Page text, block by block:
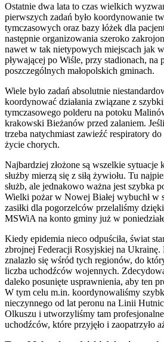
Ostatnie dwa lata to czas wielkich
pierwszych zadań było koordynowanie
tymczasowych oraz bazy łóżek dla
następnie organizowania szeroko
nawet w tak nietypowych miejscach jak
pływającej po Wiśle, przy stadionach,
poszczególnych małopolskich gminach.
Wiele było zadań absolutnie
koordynować działania związane z
tymczasowego polderu na potoku
krakowski Bieżanów przed zalaniem.
trzeba natychmiast zawieźć respiratory
życie chorych.
Najbardziej złożone są wszelkie
służby mierzą się z siłą żywiołu. Tu
służb, ale jednakowo ważna jest szybka
Wielki pożar w Nowej Białej wybuchł w
zasiłki dla pogorzelców przelaliśmy
MSWiA na konto gminy już w
Kiedy epidemia nieco odpuściła, świat
zbrojnej Federacji Rosyjskiej na
znalazło się wśród tych regionów, do
liczba uchodźców wojennych.
daleko posunięte usprawnienia, aby ten
W tym celu m.in. koordynowaliśmy
nieczynnego od lat peronu na Linii
Olkuszu i utworzyliśmy tam
uchodźców, które przyjęło i zaopatrzyło